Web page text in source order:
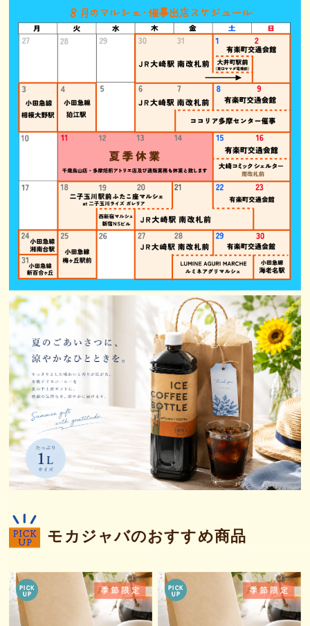
モカジャバのおすすめ商品